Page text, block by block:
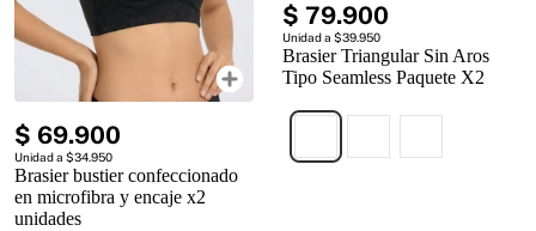
$ 69.900
Unidad a $34.950
Brasier bustier confeccionado
en microfibra y encaje x2
unidades
$ 79.900
Unidad a $39.950
Brasier Triangular Sin Aros
Tipo Seamless Paquete X2